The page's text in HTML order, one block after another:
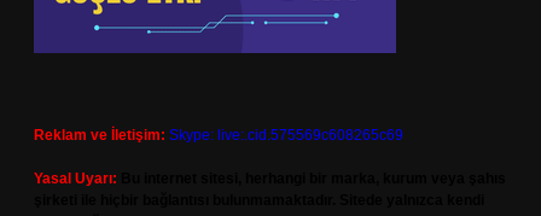
Reklam ve İletişim: Skype: live:.cid.575569c608265c69
Yasal Uyarı: